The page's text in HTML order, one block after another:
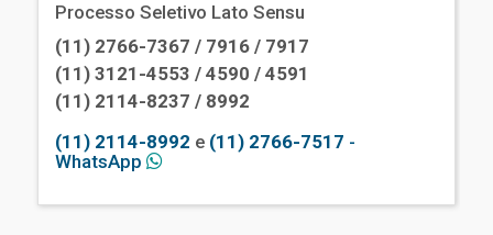
Processo Seletivo Lato Sensu
(11) 2766-7367 / 7916 / 7917
(11) 3121-4553 / 4590 / 4591
(11) 2114-8237 / 8992
(11) 2114-8992 e (11) 2766-7517 -
WhatsApp